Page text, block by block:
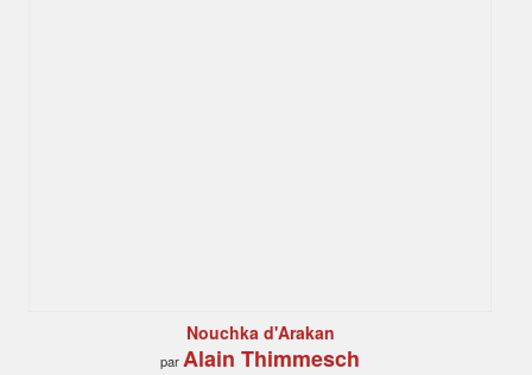
Nouchka d'Arakan
parAlain Thimmesch